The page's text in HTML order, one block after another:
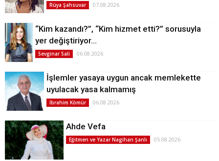
Rüya Şahsuvar 07.08.2026
“Kim kazandı?”, “Kim hizmet etti?” sorusuyla
yer değiştiriyor…
Sevginar Sali 06.08.2026
İşlemler yasaya uygun ancak memlekette
uyulacak yasa kalmamış
İbrahim Kömür 06.08.2026
Ahde Vefa
Eğitmen ve Yazar Nagihan Şanlı 05.08.2026